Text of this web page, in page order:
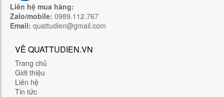
Liên hệ mua hàng:
Zalo/mobile: 0989.112.767
Email: quattudien@gmail.com
VỀ QUATTUDIEN.VN
Trang chủ
Giới thiệu
Liên hệ
Tin tức